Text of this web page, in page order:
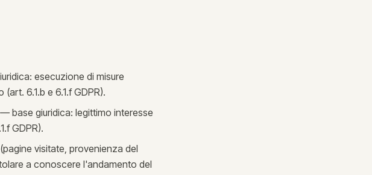
esecuzione di misure
6.1.b e 6.1.f GDPR).
base giuridica: legittimo interesse
GDPR).
visitate, provenienza del
a conoscere l'andamento del